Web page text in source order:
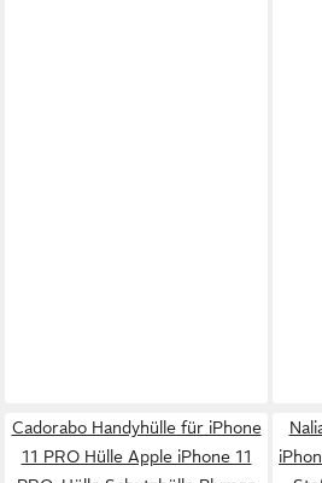
Cadorabo Handyhülle für iPhone
11 PRO Hülle Apple iPhone 11